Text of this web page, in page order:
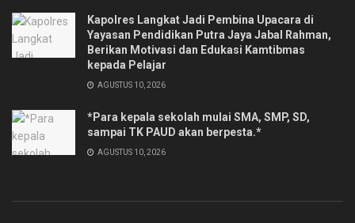
Kapolres Langkat Jadi Pembina Upacara di
Yayasan Pendidikan Putra Jaya Jabal Rahman,
Berikan Motivasi dan Edukasi Kamtibmas
kepada Pelajar
AGUSTUS 10, 2026
*Para kepala sekolah mulai SMA, SMP, SD,
sampai TK PAUD akan berpesta.*
AGUSTUS 10, 2026